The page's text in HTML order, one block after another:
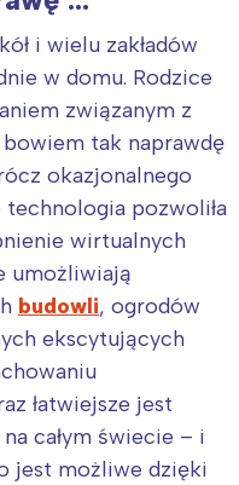
i wielu zakładów
w domu. Rodzice
związanym z
tak naprawdę
okazjonalnego
technologia pozwoliła
wirtualnych
umożliwiają
budowli, ogrodów
ekscytujących
łatwiejsze jest
całym świecie – i
jest możliwe dzięki